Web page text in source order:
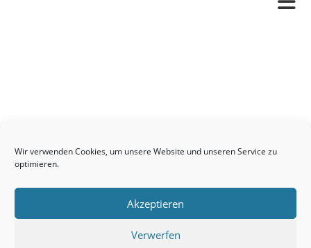
Wir verwenden Cookies, um unsere Website und unseren Service zu
optimieren.
Akzeptieren
Verwerfen
Kontakt
Links
Neuigkeiten
Seelsorge / Sakramente